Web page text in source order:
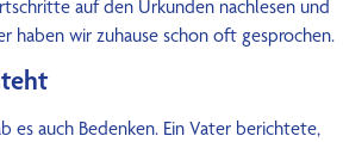
auf den Urkunden nachlesen und
haben wir zuhause schon oft gesprochen.
es auch Bedenken. Ein Vater berichtete,